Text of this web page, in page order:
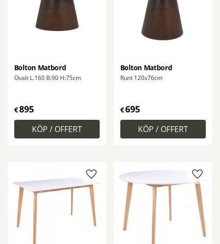
Bolton Matbord
Ovalt L.160 B:90 H:75cm
€895
Bolton Matbord
Runt 120x76cm
€695
Lägg till i favoriter Lägg